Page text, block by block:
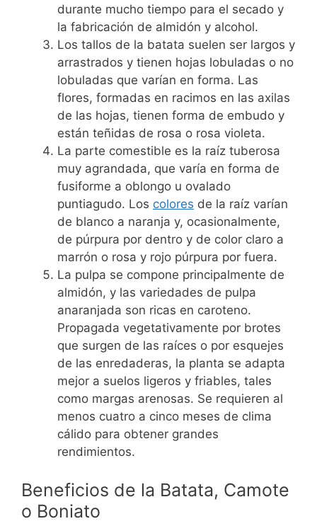
durante mucho tiempo para el secado y
la fabricación de almidón y alcohol.
Los tallos de la batata suelen ser largos y
arrastrados y tienen hojas lobuladas o no
lobuladas que varían en forma. Las
flores, formadas en racimos en las axilas
de las hojas, tienen forma de embudo y
están teñidas de rosa o rosa violeta.
La parte comestible es la raíz tuberosa
muy agrandada, que varía en forma de
fusiforme a oblongo u ovalado
puntiagudo. Los colores de la raíz varían
de blanco a naranja y, ocasionalmente,
de púrpura por dentro y de color claro a
marrón o rosa y rojo púrpura por fuera.
La pulpa se compone principalmente de
almidón, y las variedades de pulpa
anaranjada son ricas en caroteno.
Propagada vegetativamente por brotes
que surgen de las raíces o por esquejes
de las enredaderas, la planta se adapta
mejor a suelos ligeros y friables, tales
como margas arenosas. Se requieren al
menos cuatro a cinco meses de clima
cálido para obtener grandes
rendimientos.
Beneficios de la Batata, Camote
o Boniato